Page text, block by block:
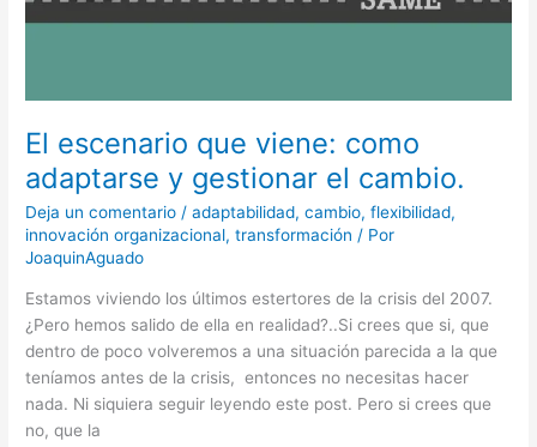
El escenario que viene: como
adaptarse y gestionar el cambio.
Deja un comentario /adaptabilidad,cambio,flexibilidad,
innovación organizacional,transformación / Por
JoaquinAguado
Estamos viviendo los últimos estertores de la crisis del 2007.
¿Pero hemos salido de ella en realidad?..Si crees que si, que
dentro de poco volveremos a una situación parecida a la que
teníamos antes de la crisis, entonces no necesitas hacer
nada. Ni siquiera seguir leyendo este post. Pero si crees que
no, que la
cambio.